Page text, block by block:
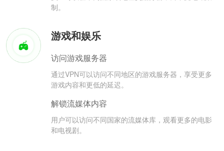
制。
游戏和娱乐
访问游戏服务器
通过VPN可以访问不同地区的游戏服务器，享受更多
游戏内容和更低的延迟。
解锁流媒体内容
用户可以访问不同国家的流媒体库，观看更多的电影
和电视剧。